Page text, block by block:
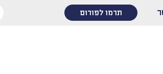
תרמו לפורום